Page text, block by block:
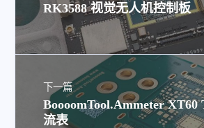
RK3588 视觉无人机控制板
下一篇
BoooomTool.Ammeter XT60
流表